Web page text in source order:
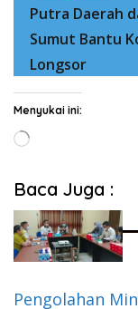
Putra Daerah
Sumut Bantu
Longsor
Menyukai ini:
Memuat...
Baca Juga :
Pengolahan